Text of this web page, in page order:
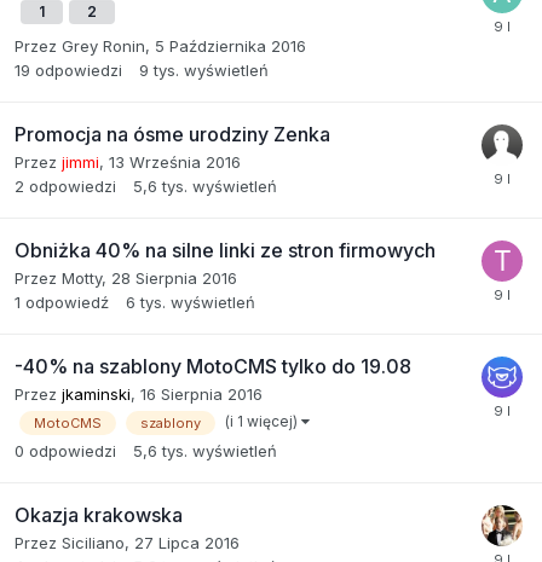
1 2
Przez Grey Ronin, 5 Października 2016
19 odpowiedzi 9 tys. wyświetleń
Promocja na ósme urodziny Zenka
Przez jimmi, 13 Września 2016
2 odpowiedzi 5,6 tys. wyświetleń
Obniżka 40% na silne linki ze stron firmowych
Przez Motty, 28 Sierpnia 2016
1 odpowiedź 6 tys. wyświetleń
-40% na szablony MotoCMS tylko do 19.08
Przez jkaminski, 16 Sierpnia 2016
MotoCMS szablony (i 1 więcej)
0 odpowiedzi 5,6 tys. wyświetleń
Okazja krakowska
Przez Siciliano, 27 Lipca 2016